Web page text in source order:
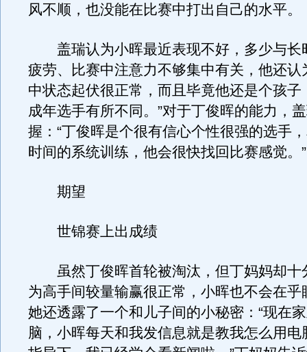
风不顺，也没能在比赛中打出自己的水平。
盖瑞认为小晖最近表现不好，多少与长
疲劳、比赛中注意力不够集中有关，他还认
中状态起伏很正常，而且毕竟他还是个孩子
成年选手有所不同。”对于丁俊晖的能力，
握：“丁俊晖是个很有信心个性很强的选手
时间的系统训练，他会很快找回比赛感觉。”
期望
世锦赛上出成绩
虽然丁俊晖首轮被淘汰，但丁妈妈却十
为高手间较量输赢很正常，小晖也不会在乎
她还透露了一个和儿子间的小秘密：“现在
脑，小晖每天和我发信息就是教我怎么用电